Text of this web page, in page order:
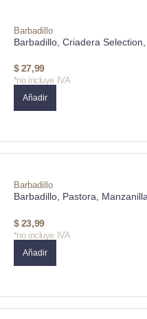
Barbadillo
Barbadillo, Criadera
$27,99
*no incluye IVA
Añadir
Barbadillo
Barbadillo, Pastora,
$23,99
*no incluye IVA
Añadir